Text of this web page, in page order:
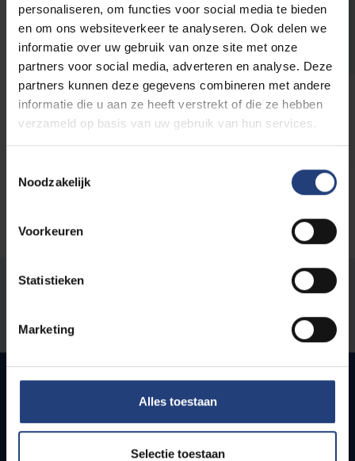
personaliseren, om functies voor social media te bieden
en om ons websiteverkeer te analyseren. Ook delen we
informatie over uw gebruik van onze site met onze
partners voor social media, adverteren en analyse. Deze
partners kunnen deze gegevens combineren met andere
informatie die u aan ze heeft verstrekt of die ze hebben
verzameld op basis van uw gebruik van hun services.
Noodzakelijk
Voorkeuren
Statistieken
Marketing
Alles toestaan
Selectie toestaan
verdiept zich in
computerwetenschappen
Thuiskomen aan de VUB: ontmoet Patrisia
Lorena Buda Buda uit Spanje
Lees meer
Stond er een fout op deze pagina?